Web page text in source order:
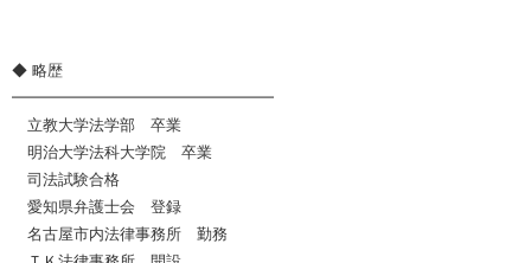
◆ 略歴
━━━━━━━━━━━━━━━━━
立教大学法学部 卒業
明治大学法科大学院 卒業
司法試験合格
愛知県弁護士会 登録
名古屋市内法律事務所 勤務